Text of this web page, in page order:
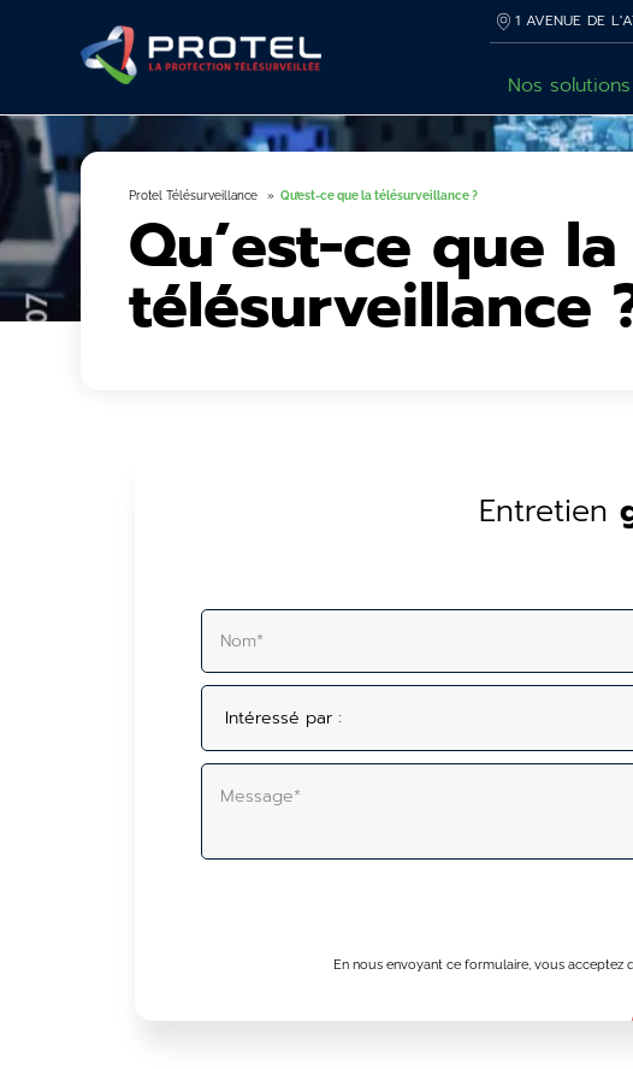
1 AVENUE DE
Nos solutions
Protel Télésurveillance Qu’est-ce que la télésurveillance ?
Qu’est-ce que la
télésurveillance
Entretien
En nous envoyant ce formulaire, vous
ALTERNATIVE: